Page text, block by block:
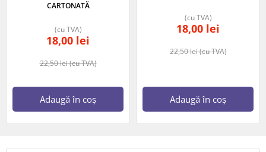
CARTONATĂ
22,50lei(cu TVA)
18,00 lei
(cu TVA)
Adaugă în coș
22,50lei(cu TVA)
18,00 lei
(cu TVA)
Adaugă în coș